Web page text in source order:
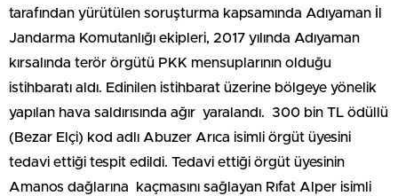
tarafından yürütülen soruşturma kapsamında Adıyaman İl
Jandarma Komutanlığı ekipleri, 2017 yılında Adıyaman
kırsalında terör örgütü PKK mensuplarının olduğu
istihbaratı aldı. Edinilen istihbarat üzerine bölgeye yönelik
yapılan hava saldırısında ağır yaralandı. 300 bin TL ödüllü
(Bezar Elçi) kod adlı Abuzer Arıca isimli örgüt üyesini
tedavi ettiği tespit edildi. Tedavi ettiği örgüt üyesinin
Amanos dağlarına kaçmasını sağlayan Rıfat Alper isimli